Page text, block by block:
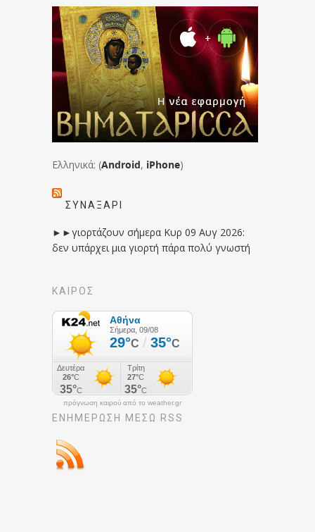
Ελληνικά: (Android, iPhone)
ΣΥΝΑΞΆΡΙ
►►γιορτάζουν σήμερα Κυρ 09 Αυγ 2026:
δεν υπάρχει μια γιορτή πάρα πολύ γνωστή
ΚΑΙΡΟΣ
πρόγνωση καιρού από το weather.gr
ΕΝΗΜΈΡΩΣΉ ΜΕΣΩ RSS